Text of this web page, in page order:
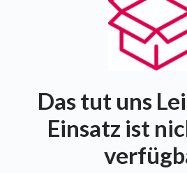
Das tut uns
Einsatz ist